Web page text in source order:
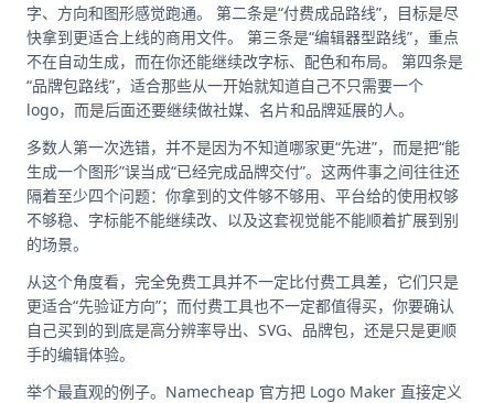
字、方向和图形感觉跑通。 第二条是“付费成品路线”，目标是尽
快拿到更适合上线的商用文件。 第三条是“编辑器型路线”，重点
不在自动生成，而在你还能继续改字标、配色和布局。 第四条是
“品牌包路线”，适合那些从一开始就知道自己不只需要一个
logo，而是后面还要继续做社媒、名片和品牌延展的人。
多数人第一次选错，并不是因为不知道哪家更“先进”，而是把“能
生成一个图形”误当成“已经完成品牌交付”。这两件事之间往往还
隔着至少四个问题：你拿到的文件够不够用、平台给的使用权够
不够稳、字标能不能继续改、以及这套视觉能不能顺着扩展到别
的场景。
从这个角度看，完全免费工具并不一定比付费工具差，它们只是
更适合“先验证方向”；而付费工具也不一定都值得买，你要确认
自己买到的到底是高分辨率导出、SVG、品牌包，还是只是更顺
手的编辑体验。
举个最直观的例子。Namecheap 官方把 Logo Maker 直接定义